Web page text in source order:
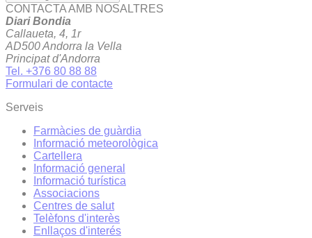
CONTACTA AMB NOSALTRES
Diari Bondia
Callaueta, 4, 1r
AD500 Andorra la Vella
Principat d'Andorra
Tel. +376 80 88 88
Formulari de contacte
Serveis
Farmàcies de guàrdia
Informació meteorològica
Cartellera
Informació general
Informació turística
Associacions
Centres de salut
Telèfons d'interès
Enllaços d'interés